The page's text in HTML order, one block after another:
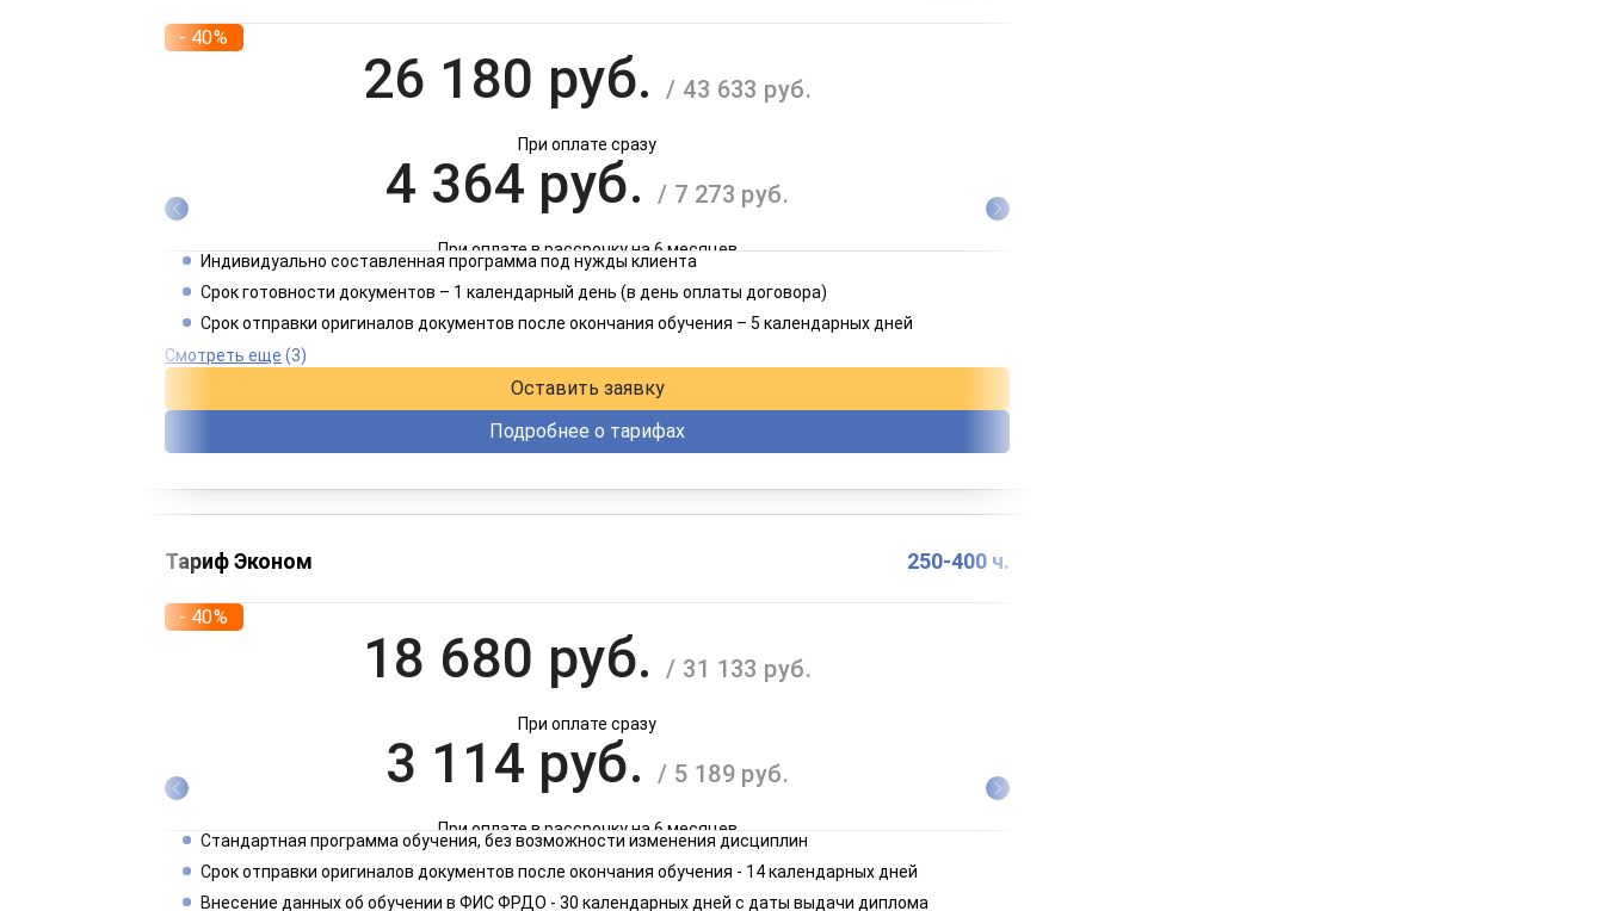
- 40%
26 180 руб./ 43 633 руб.
При оплате сразу
4 364 руб. / 7 273 руб.
При оплате в рассрочку на 6 месяцев
2 182 руб./ 3 637 руб.
Индивидуально составленная программа под нужды клиента
Срок готовности документов – 1 календарный день (в день оплаты договора)
Срок отправки оригиналов документов после окончания обучения – 5 календарных дней
Смотреть еще (3)
Оставить заявку
Подробнее о тарифах
Тариф Эконом 250-400 ч.
- 40%
18 680 руб./ 31 133 руб.
При оплате сразу
3 114 руб. / 5 189 руб.
При оплате в рассрочку на 6 месяцев
1 557 руб./ 2 595 руб.
Стандартная программа обучения, без возможности изменения дисциплин
Срок отправки оригиналов документов после окончания обучения - 14 календарных дней
Внесение данных об обучении в ФИС ФРДО - 30 календарных дней с даты выдачи диплома